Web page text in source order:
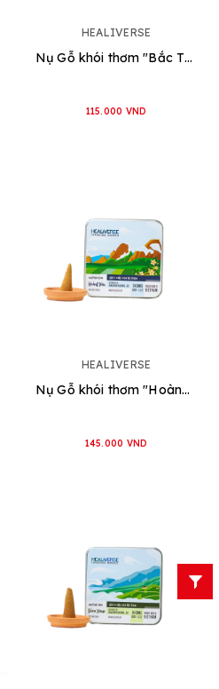
HEALIVERSE
Nụ Gỗ khói thơm "Bắc Thảo Dược"
115.000 VND
HEALIVERSE
Nụ Gỗ khói thơm "Hoàng Đàn"
145.000 VND